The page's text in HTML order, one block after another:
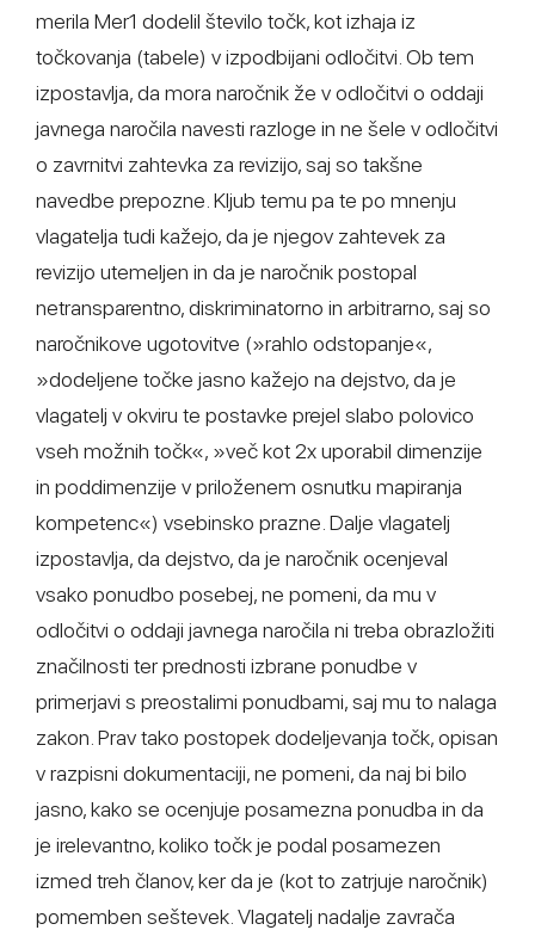
merila Mer1 dodelil število točk, kot izhaja iz
točkovanja (tabele) v izpodbijani odločitvi. Ob tem
izpostavlja, da mora naročnik že v odločitvi o oddaji
javnega naročila navesti razloge in ne šele v odločitvi
o zavrnitvi zahtevka za revizijo, saj so takšne
navedbe prepozne. Kljub temu pa te po mnenju
vlagatelja tudi kažejo, da je njegov zahtevek za
revizijo utemeljen in da je naročnik postopal
netransparentno, diskriminatorno in arbitrarno, saj so
naročnikove ugotovitve (»rahlo odstopanje«,
»dodeljene točke jasno kažejo na dejstvo, da je
vlagatelj v okviru te postavke prejel slabo polovico
vseh možnih točk«, »več kot 2x uporabil dimenzije
in poddimenzije v priloženem osnutku mapiranja
kompetenc«) vsebinsko prazne. Dalje vlagatelj
izpostavlja, da dejstvo, da je naročnik ocenjeval
vsako ponudbo posebej, ne pomeni, da mu v
odločitvi o oddaji javnega naročila ni treba obrazložiti
značilnosti ter prednosti izbrane ponudbe v
primerjavi s preostalimi ponudbami, saj mu to nalaga
zakon. Prav tako postopek dodeljevanja točk, opisan
v razpisni dokumentaciji, ne pomeni, da naj bi bilo
jasno, kako se ocenjuje posamezna ponudba in da
je irelevantno, koliko točk je podal posamezen
izmed treh članov, ker da je (kot to zatrjuje naročnik)
pomemben seštevek. Vlagatelj nadalje zavrača